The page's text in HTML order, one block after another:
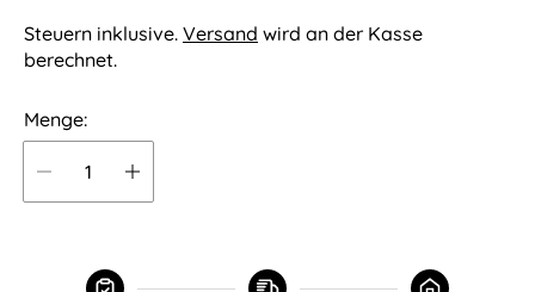
e
r
a
f
e
Steuern inklusive. Versand wird an der Kasse
berechnet.
Menge: